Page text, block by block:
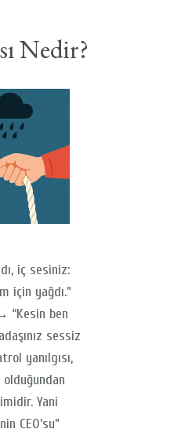
Nedir?
iç sesiniz:
için yağdı.”
“Kesin ben
sessiz
yanılgısı,
Yani
CEO’su”